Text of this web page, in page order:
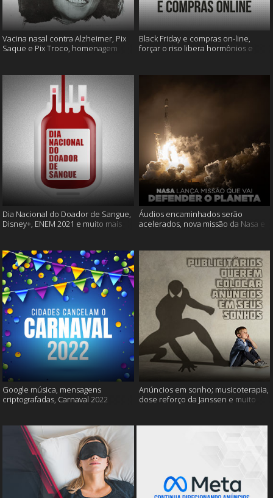
Vacina nasal contra Alzheimer, Pix
Saque e Pix Troco, homenagem
Black Friday e compras on-line,
forçar o riso libera hormônios e
Dia Nacional do Doador de Sangue,
Disney+, ENEM 2021 e muito mais
Áudios encaminhados serão
acelerados, nova missão da Nasa e
Google música, mensagens
criptografadas, Carnaval 2022
Anúncios em sonho; musicoterapia,
dose reforço da Janssen e muito